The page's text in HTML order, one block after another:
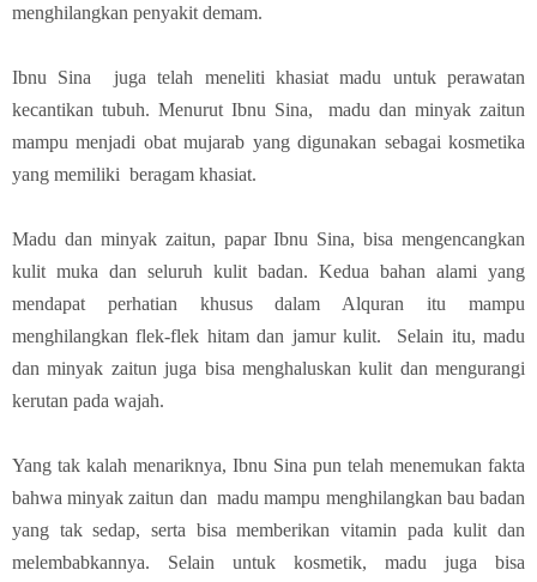
menghilangkan penyakit demam.
Ibnu Sina juga telah meneliti khasiat madu untuk perawatan
kecantikan tubuh. Menurut Ibnu Sina, madu dan minyak zaitun
mampu menjadi obat mujarab yang digunakan sebagai kosmetika
yang memiliki beragam khasiat.
Madu dan minyak zaitun, papar Ibnu Sina, bisa mengencangkan
kulit muka dan seluruh kulit badan. Kedua bahan alami yang
mendapat perhatian khusus dalam Alquran itu mampu
menghilangkan flek-flek hitam dan jamur kulit. Selain itu, madu
dan minyak zaitun juga bisa menghaluskan kulit dan mengurangi
kerutan pada wajah.
Yang tak kalah menariknya, Ibnu Sina pun telah menemukan fakta
bahwa minyak zaitun dan madu mampu menghilangkan bau badan
yang tak sedap, serta bisa memberikan vitamin pada kulit dan
melembabkannya. Selain untuk kosmetik, madu juga bisa